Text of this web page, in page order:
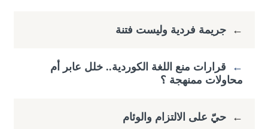
← جريمة فردية وليست فتنة
←
قرارات منع اللغة الكوردية.. خلل عابر أم
محاولات ممنهجة ؟
← حيّ على الالتزام والوئام